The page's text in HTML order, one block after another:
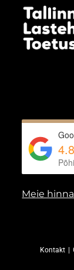
4.8
Meie
Kontakt